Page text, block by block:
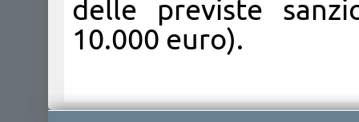
delle previste
10.000 euro).